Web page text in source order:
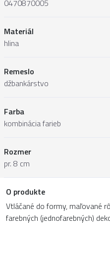
0470870005
Materiál
hlina
Remeslo
džbankárstvo
Farba
kombinácia farieb
Rozmer
pr. 8 cm
O produkte
Vtláčané do formy, maľované
farebných (jednofarebných)